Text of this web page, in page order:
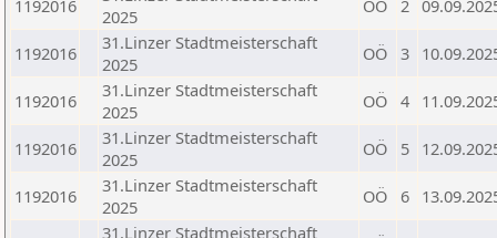
1192016
2025
OÖ 2
1192016
31.Linzer Stadtmeisterschaft
2025
OÖ 3
1192016
31.Linzer Stadtmeisterschaft
2025
OÖ 4
1192016
31.Linzer Stadtmeisterschaft
2025
OÖ 5
1192016
31.Linzer Stadtmeisterschaft
2025
OÖ 6
31.Linzer Stadtmeisterschaft